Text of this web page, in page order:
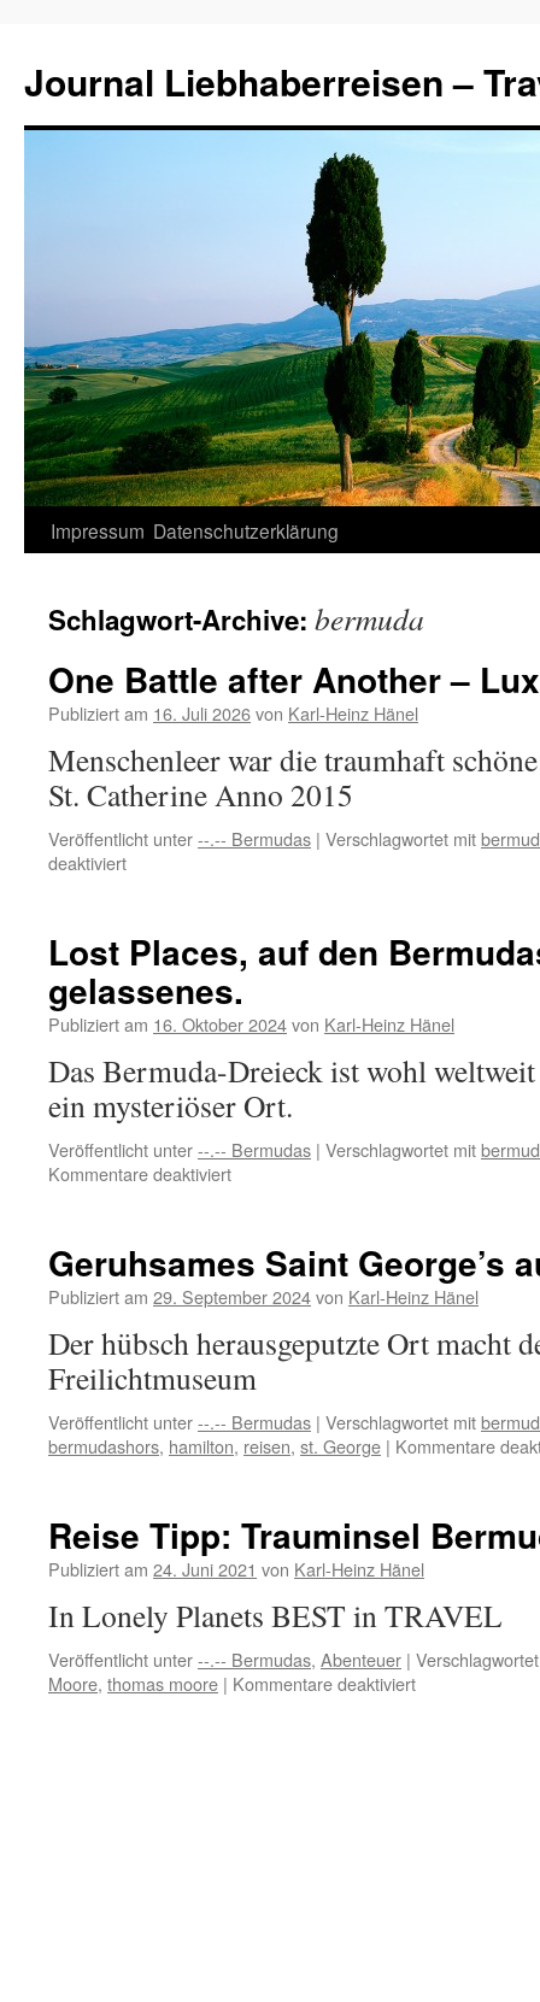
Journal Liebhaberreisen –
Zum
springen
Impressum Datenschutzerklärung
Schlagwort-Archive: bermuda
One Battle after Another –
Publiziert am 16. Juli 2026von Karl-Heinz Hänel
Menschenleer war die traumhaft
St. Catherine Anno 2015
Veröffentlicht unter--.-- Bermudas | Verschlagwortet mit
deaktiviertfür
Another
–
Luxus-
Overtourism
Lost Places, auf den
gelassenes.
Publiziert am 16. Oktober 2024von Karl-Heinz Hänel
Das Bermuda-Dreieck ist wohl
ein mysteriöser Ort.
Veröffentlicht unter--.-- Bermudas | Verschlagwortet mit
Kommentare deaktiviertfür
den
Bermudas
gelassenes.
Geruhsames Saint George’s
Publiziert am 29. September 2024von Karl-Heinz Hänel
Der hübsch herausgeputzte Ort macht
Freilichtmuseum
Veröffentlicht unter--.-- Bermudas | Verschlagwortet mit
bermudashors, hamilton, reisen, st. George | Kommentare
Reise Tipp: Trauminsel
Publiziert am 24. Juni 2021 von Karl-Heinz Hänel
In Lonely Planets BEST in TRAVEL
Veröffentlicht unter--.-- Bermudas, Abenteuer |
Moore, thomas moore | Kommentare deaktiviertfür